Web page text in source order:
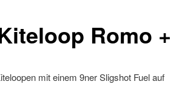
Romo +
mit einem 9ner Sligshot Fuel auf